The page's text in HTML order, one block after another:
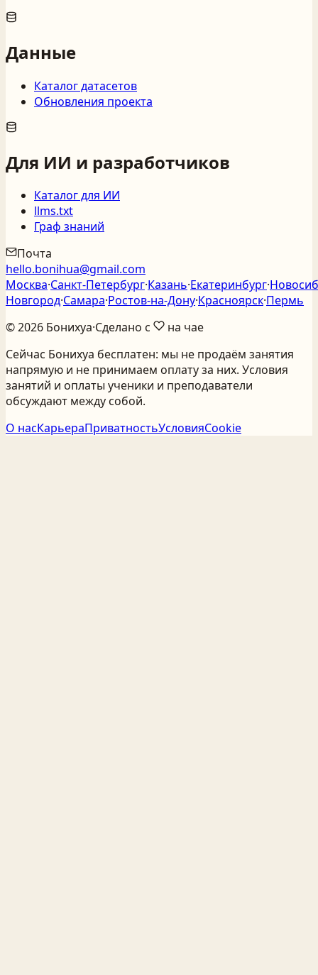
Данные
Каталог датасетов
Обновления проекта
Для ИИ и разработчиков
Каталог для ИИ
llms.txt
Граф знаний
Почта
hello.bonihua@gmail.com
Москва·Санкт‑Петербург·Казань·Екатеринбург·
Новгород·Самара·Ростов‑на‑Дону·Красноярск·Пермь
©2026 Бонихуа·Сделано с
на чае
Сейчас Бонихуа бесплатен: мы не продаём занятия
напрямую и не принимаем оплату за них. Условия
занятий и оплаты ученики и преподаватели
обсуждают между собой.
О насКарьераПриватностьУсловияCookie